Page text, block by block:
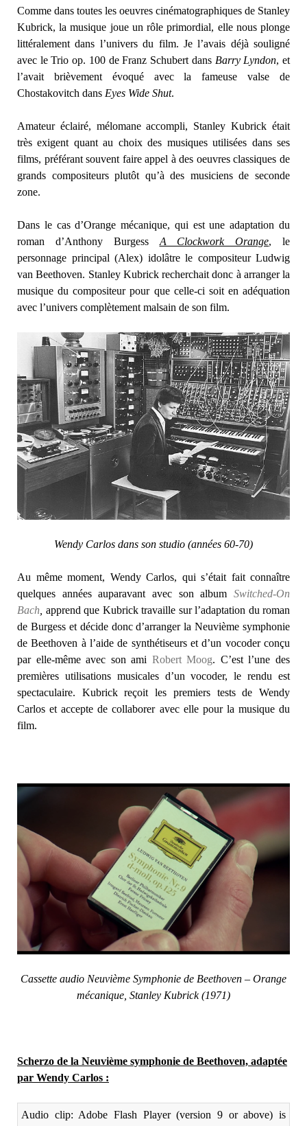
Comme dans toutes les oeuvres cinématographiques de Stanley
Kubrick, la musique joue un rôle primordial, elle nous plonge
littéralement dans l’univers du film. Je l’avais déjà souligné
avec le Trio op. 100 de Franz Schubert dans Barry Lyndon, et
l’avait brièvement évoqué avec la fameuse valse de
Chostakovitch dans Eyes Wide Shut.
Amateur éclairé, mélomane accompli, Stanley Kubrick était
très exigent quant au choix des musiques utilisées dans ses
films, préférant souvent faire appel à des oeuvres classiques de
grands compositeurs plutôt qu’à des musiciens de seconde
zone.
Dans le cas d’Orange mécanique, qui est une adaptation du
roman d’Anthony Burgess A Clockwork Orange, le
personnage principal (Alex) idolâtre le compositeur Ludwig
van Beethoven. Stanley Kubrick recherchait donc à arranger la
musique du compositeur pour que celle-ci soit en adéquation
avec l’univers complètement malsain de son film.
Wendy Carlos dans son studio (années 60-70)
Au même moment, Wendy Carlos, qui s’était fait connaître
quelques années auparavant avec son album Switched-On
Bach, apprend que Kubrick travaille sur l’adaptation du roman
de Burgess et décide donc d’arranger la Neuvième symphonie
de Beethoven à l’aide de synthétiseurs et d’un vocoder conçu
par elle-même avec son ami Robert Moog. C’est l’une des
premières utilisations musicales d’un vocoder, le rendu est
spectaculaire. Kubrick reçoit les premiers tests de Wendy
Carlos et accepte de collaborer avec elle pour la musique du
film.
Cassette audio Neuvième Symphonie de Beethoven – Orange
mécanique, Stanley Kubrick (1971)
Scherzo de la Neuvième symphonie de Beethoven, adaptée
par Wendy Carlos :
Audio clip: Adobe Flash Player (version 9 or above) is